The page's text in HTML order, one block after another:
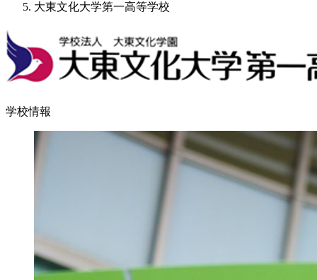
大東文化大学第一高等学校
学校情報